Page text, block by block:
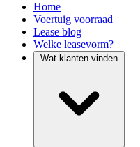
Home
Voertuig voorraad
Lease blog
Welke leasevorm?
Wat klanten vinden